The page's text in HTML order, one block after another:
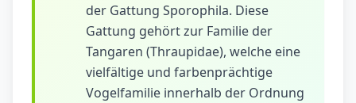
der Gattung Sporophila. Diese
Gattung gehört zur Familie der
Tangaren (Thraupidae), welche eine
vielfältige und farbenprächtige
Vogelfamilie innerhalb der Ordnung